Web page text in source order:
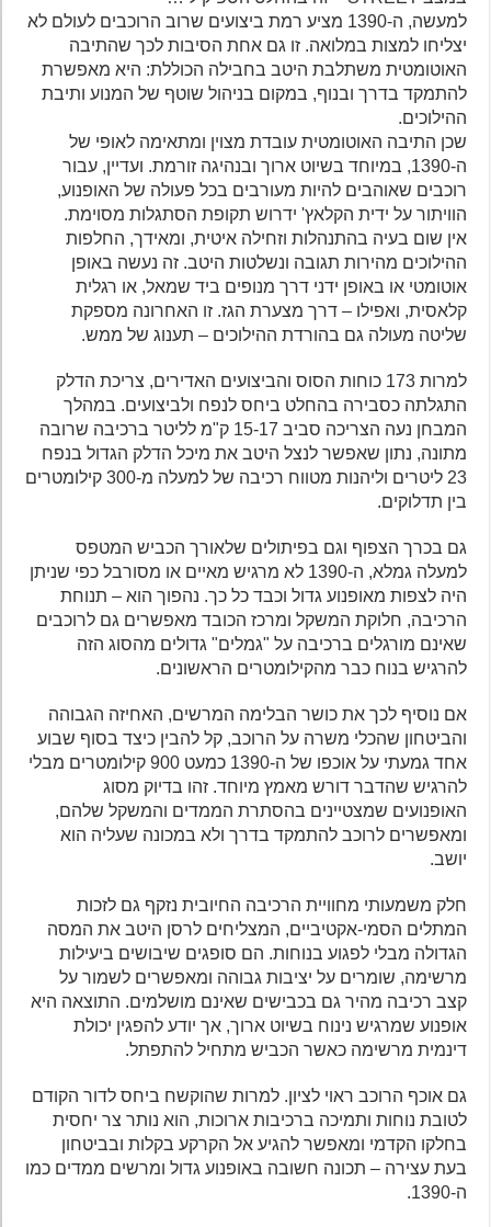
למעשה, ה-1390 מציע רמת ביצועים שרוב הרוכבים לעולם לא
יצליחו למצות במלואה. זו גם אחת הסיבות לכך שהתיבה
האוטומטית משתלבת היטב בחבילה הכוללת: היא מאפשרת
להתמקד בדרך ובנוף, במקום בניהול שוטף של המנוע ותיבת
ההילוכים.
שכן התיבה האוטומטית עובדת מצוין ומתאימה לאופי של
ה-1390, במיוחד בשיוט ארוך ובנהיגה זורמת. ועדיין, עבור
רוכבים שאוהבים להיות מעורבים בכל פעולה של האופנוע,
הוויתור על ידית הקלאץ' ידרוש תקופת הסתגלות מסוימת.
אין שום בעיה בהתנהלות וזחילה איטית, ומאידך, החלפות
ההילוכים מהירות תגובה ונשלטות היטב. זה נעשה באופן
אוטומטי או באופן ידני דרך מנופים ביד שמאל, או רגלית
קלאסית, ואפילו – דרך מצערת הגז. זו האחרונה מספקת
שליטה מעולה גם בהורדת ההילוכים – תענוג של ממש.
למרות 173 כוחות הסוס והביצועים האדירים, צריכת הדלק
התגלתה כסבירה בהחלט ביחס לנפח ולביצועים. במהלך
המבחן נעה הצריכה סביב 15-17 ק"מ לליטר ברכיבה שרובה
מתונה, נתון שאפשר לנצל היטב את מיכל הדלק הגדול בנפח
23 ליטרים וליהנות מטווח רכיבה של למעלה מ-300 קילומטרים
בין תדלוקים.
גם בכרך הצפוף וגם בפיתולים שלאורך הכביש המטפס
למעלה גמלא, ה-1390 לא מרגיש מאיים או מסורבל כפי שניתן
היה לצפות מאופנוע גדול וכבד כל כך. נהפוך הוא – תנוחת
הרכיבה, חלוקת המשקל ומרכז הכובד מאפשרים גם לרוכבים
שאינם מורגלים ברכיבה על "גמלים" גדולים מהסוג הזה
להרגיש בנוח כבר מהקילומטרים הראשונים.
אם נוסיף לכך את כושר הבלימה המרשים, האחיזה הגבוהה
והביטחון שהכלי משרה על הרוכב, קל להבין כיצד בסוף שבוע
אחד גמעתי על אוכפו של ה-1390 כמעט 900 קילומטרים מבלי
להרגיש שהדבר דורש מאמץ מיוחד. זהו בדיוק מסוג
האופנועים שמצטיינים בהסתרת הממדים והמשקל שלהם,
ומאפשרים לרוכב להתמקד בדרך ולא במכונה שעליה הוא
יושב.
חלק משמעותי מחוויית הרכיבה החיובית נזקף גם לזכות
המתלים הסמי-אקטיביים, המצליחים לרסן היטב את המסה
הגדולה מבלי לפגוע בנוחות. הם סופגים שיבושים ביעילות
מרשימה, שומרים על יציבות גבוהה ומאפשרים לשמור על
קצב רכיבה מהיר גם בכבישים שאינם מושלמים. התוצאה היא
אופנוע שמרגיש נינוח בשיוט ארוך, אך יודע להפגין יכולת
דינמית מרשימה כאשר הכביש מתחיל להתפתל.
גם אוכף הרוכב ראוי לציון. למרות שהוקשח ביחס לדור הקודם
לטובת נוחות ותמיכה ברכיבות ארוכות, הוא נותר צר יחסית
בחלקו הקדמי ומאפשר להגיע אל הקרקע בקלות ובביטחון
בעת עצירה – תכונה חשובה באופנוע גדול ומרשים ממדים כמו